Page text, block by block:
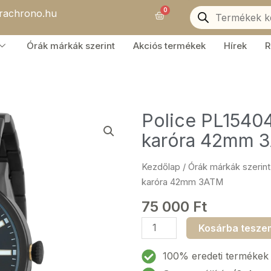
0Kosár
Products
search
Órák márkák szerint Akciós termékek Hírek
Police
karóra 42mm
Kezdőlap / Órák márkák szerint
karóra 42mm 3ATM
75 000 Ft
Police
PL15404JSB.02M
Collin
Kosárba
100% eredeti termékek